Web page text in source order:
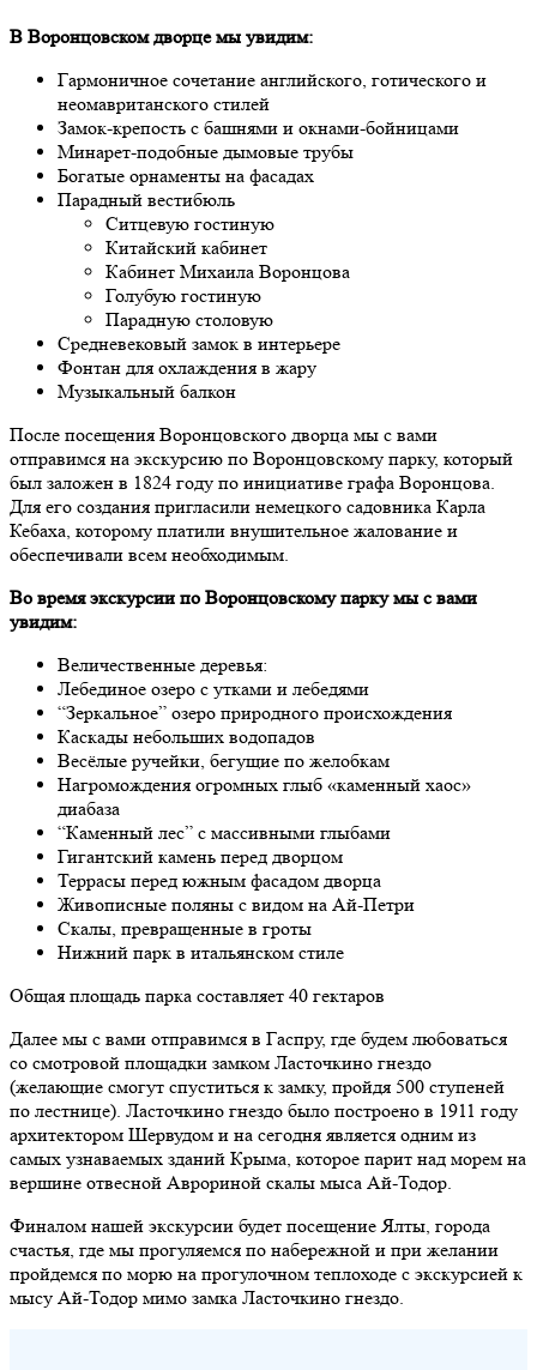
В Воронцовском дворце мы увидим:
Гармоничное сочетание английского, готического и
неомавританского стилей
Замок-крепость с башнями и окнами-бойницами
Минарет-подобные дымовые трубы
Богатые орнаменты на фасадах
Парадный вестибюль
Ситцевую гостиную
Китайский кабинет
Кабинет Михаила Воронцова
Голубую гостиную
Парадную столовую
Средневековый замок в интерьере
Фонтан для охлаждения в жару
Музыкальный балкон
После посещения Воронцовского дворца мы с вами
отправимся на экскурсию по Воронцовскому парку, который
был заложен в 1824 году по инициативе графа Воронцова.
Для его создания пригласили немецкого садовника Карла
Кебаха, которому платили внушительное жалование и
обеспечивали всем необходимым.
Во время экскурсии по Воронцовскому парку мы с вами
увидим:
Величественные деревья:
Лебединое озеро с утками и лебедями
“Зеркальное” озеро природного происхождения
Каскады небольших водопадов
Весёлые ручейки, бегущие по желобкам
Нагромождения огромных глыб «каменный хаос»
диабаза
“Каменный лес” с массивными глыбами
Гигантский камень перед дворцом
Террасы перед южным фасадом дворца
Живописные поляны с видом на Ай-Петри
Скалы, превращенные в гроты
Нижний парк в итальянском стиле
Общая площадь парка составляет 40 гектаров
Далее мы с вами отправимся в Гаспру, где будем любоваться
со смотровой площадки замком Ласточкино гнездо
(желающие смогут спуститься к замку, пройдя 500 ступеней
по лестнице). Ласточкино гнездо было построено в 1911 году
архитектором Шервудом и на сегодня является одним из
самых узнаваемых зданий Крыма, которое парит над морем на
вершине отвесной Аврориной скалы мыса Ай-Тодор.
Финалом нашей экскурсии будет посещение Ялты, города
счастья, где мы прогуляемся по набережной и при желании
пройдемся по морю на прогулочном теплоходе с экскурсией к
мысу Ай-Тодор мимо замка Ласточкино гнездо.